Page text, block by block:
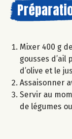
Mixer 400 g
gousses d’ail
d’olive et le
Assaisonner
Servir au
de légumes